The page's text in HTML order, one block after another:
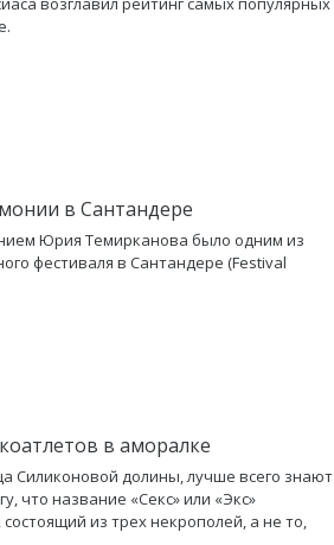
в Сантандере
Юрия Темирканова было одним из
фестиваля в Сантандере (Festival
в аморалке
Силиконовой долины, лучше всего знают
что название «Секс» или «Экс»
из трех некрополей, а не то,